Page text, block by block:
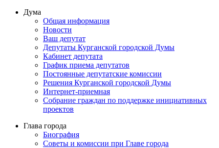
Дума
Общая информация
Новости
Ваш депутат
Депутаты Курганской городской Думы
Кабинет депутата
График приема депутатов
Постоянные депутатские комиссии
Решения Курганской городской Думы
Интернет-приемная
Собрание граждан по поддержке инициативных
проектов
Глава города
Биография
Советы и комиссии при Главе города